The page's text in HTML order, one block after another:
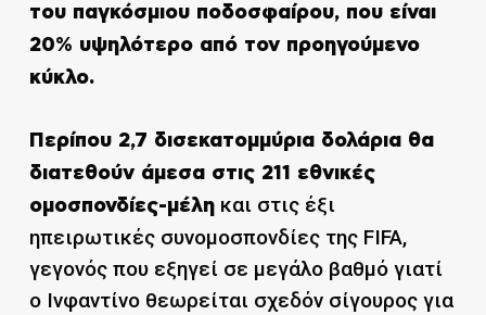
του παγκόσμιου ποδοσφαίρου, που είναι
20% υψηλότερο από τον προηγούμενο
κύκλο.
Περίπου 2,7 δισεκατομμύρια δολάρια θα
διατεθούν άμεσα στις 211 εθνικές
ομοσπονδίες-μέληκαι στις έξι
ηπειρωτικές συνομοσπονδίες της FIFA,
γεγονός που εξηγεί σε μεγάλο βαθμό γιατί
ο Ινφαντίνο θεωρείται σχεδόν σίγουρος για